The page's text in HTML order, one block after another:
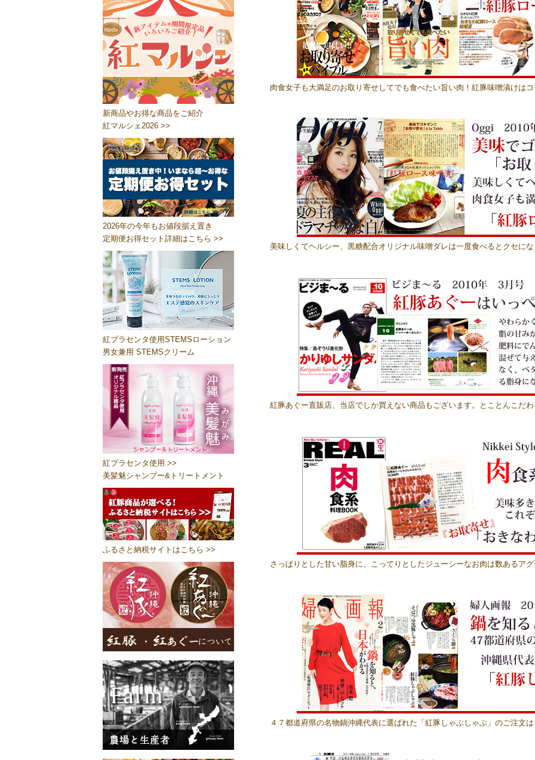
肉食女子も大満足のお取り寄せしてでも食べたい旨い肉！紅豚味噌漬けは
美味しくてヘルシー、黒糖配合オリジナル味噌ダレは一度食べるとクセに
紅豚あぐー直販店、当店でしか買えない商品もございます。とことんこだ
さっぱりとした甘い脂身に、こってりとしたジューシーなお肉は数あるア
４７都道府県の名物鍋沖縄代表に選ばれた「紅豚しゃぶしゃぶ」のご注文
新商品やお得な商品をご紹介
紅マルシェ2026 >>
2026年の今年もお値段据え置き
定期便お得セット詳細はこちら >>
紅プラセンタ使用STEMSローション
男女兼用 STEMSクリーム
紅プラセンタ使用 >>
美髪魅シャンプー&トリートメント
ふるさと納税サイトはこちら >>